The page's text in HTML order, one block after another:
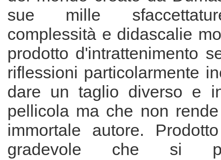
sue mille
complessità e didascalie
prodotto d'intrattenimento
riflessioni particolarmente
dare un taglio diverso e
pellicola ma che non
immortale autore.
gradevole che si